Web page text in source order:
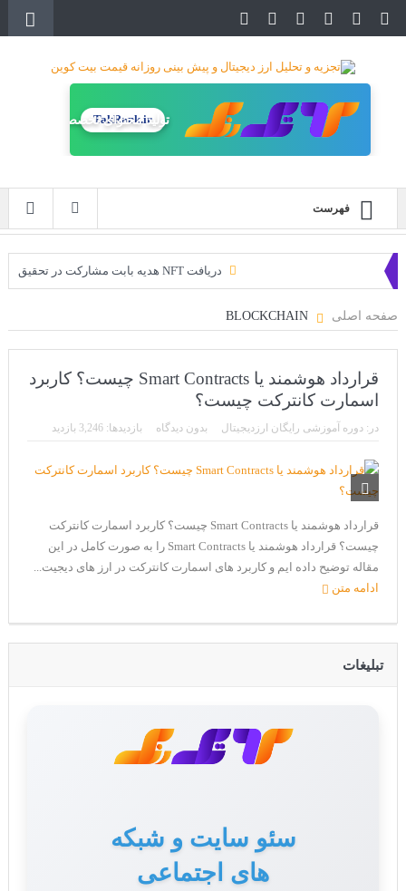
تولید محتوای تخصصی
TakRank.ir
فهرست
دریافت NFT هدیه بابت مشارکت در تحقیق
سه ایردراپ عالی برای این ماه
CoinEx سریع ترین برند درحال رشد در خدمات مالی!
بیت کوین به امید ETF به 60،000 دلار رسید!
ایردراپ رمزارز Morpher (MPH)
صفحه اصلی
قرارداد هوشمند یا Smart Contracts چیست؟ کاربرد
اسمارت کانترکت چیست؟
در: دوره آموزشی رایگان ارزدیجیتال بدون دیدگاه بازدیدها: 3,246 بازدید
قرارداد هوشمند یا Smart Contracts چیست؟ کاربرد اسمارت کانترکت
چیست؟ قرارداد هوشمند یا Smart Contracts را به صورت کامل در این
مقاله توضیح داده ایم و کاربرد های اسمارت کانترکت در ارز های دیجیت...
ادامه متن
تبلیغات
سئو سایت و شبکه
های اجتماعی